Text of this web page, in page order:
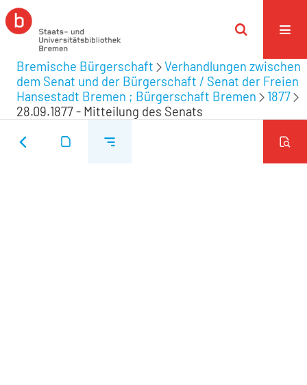
Bremische Bürgerschaft
Verhandlungen zwischen
dem Senat und der Bürgerschaft / Senat der Freien
Hansestadt Bremen ; Bürgerschaft Bremen
1877
28.09.1877 - Mitteilung des Senats